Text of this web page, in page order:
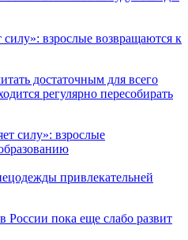
взрослые возвращаются к
достаточным для всего
регулярно пересобирать
привлекательней
пока еще слабо развит